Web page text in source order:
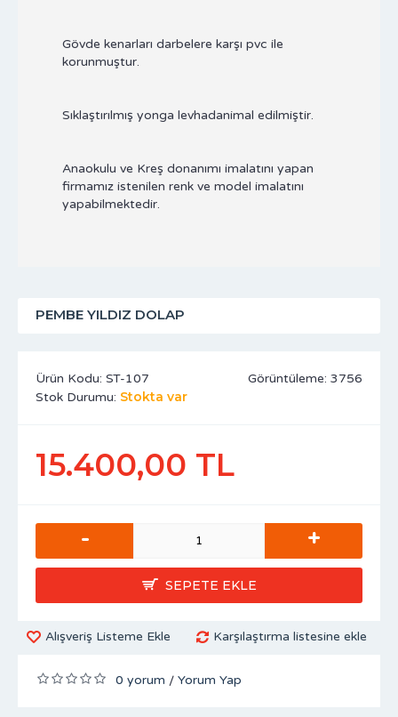
Gövde kenarları darbelere karşı pvc ile
korunmuştur.
Sıklaştırılmış yonga levhadanimal edilmiştir.
Anaokulu ve Kreş donanımı imalatını yapan
firmamız istenilen renk ve model imalatını
yapabilmektedir.
PEMBE YILDIZ DOLAP
Görüntüleme: 3756
Ürün Kodu: ST-107
Stok Durumu: Stokta var
15.400,00 TL
- +
SEPETE EKLE
Alışveriş Listeme Ekle Karşılaştırma listesine ekle
0 yorum / Yorum Yap